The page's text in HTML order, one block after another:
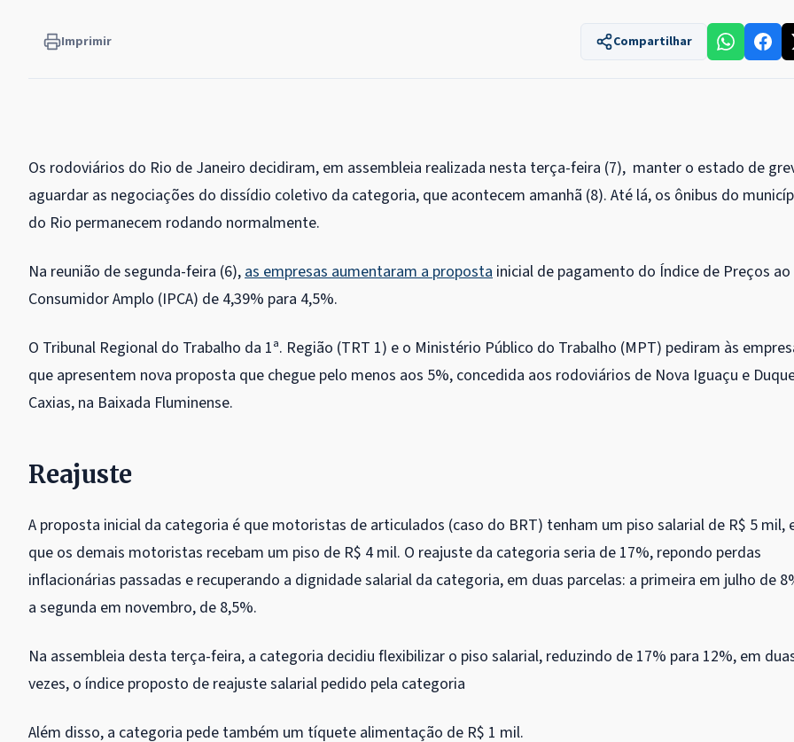
Imprimir Compartilhar
Os rodoviários do Rio de Janeiro decidiram, em assembleia realizada nesta terça-feira (7), manter o estado de
aguardar as negociações do dissídio coletivo da categoria, que acontecem amanhã (8). Até lá, os ônibus do
do Rio permanecem rodando normalmente.
Na reunião de segunda-feira (6),as empresas aumentaram a proposta inicial de pagamento do Índice de Preços ao
Consumidor Amplo (IPCA) de 4,39% para 4,5%.
O Tribunal Regional do Trabalho da 1ª. Região (TRT 1) e o Ministério Público do Trabalho (MPT) pediram às
que apresentem nova proposta que chegue pelo menos aos 5%, concedida aos rodoviários de Nova Iguaçu e
Caxias, na Baixada Fluminense.
Reajuste
A proposta inicial da categoria é que motoristas de articulados (caso do BRT) tenham um piso salarial de R$ 5 mil,
que os demais motoristas recebam um piso de R$ 4 mil. O reajuste da categoria seria de 17%, repondo perdas
inflacionárias passadas e recuperando a dignidade salarial da categoria, em duas parcelas: a primeira em julho de
a segunda em novembro, de 8,5%.
Na assembleia desta terça-feira, a categoria decidiu flexibilizar o piso salarial, reduzindo de 17% para 12%, em
vezes, o índice proposto de reajuste salarial pedido pela categoria
Além disso, a categoria pede também um tíquete alimentação de R$ 1 mil.